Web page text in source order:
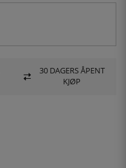
30 DAGERS ÅPENT
KJØP